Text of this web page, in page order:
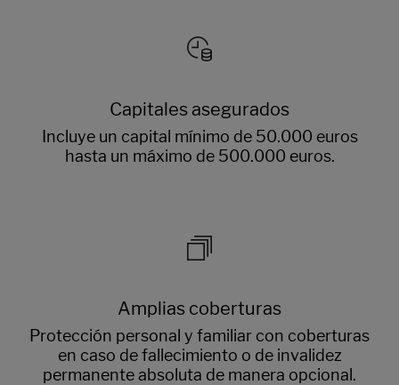
Capitales asegurados
Incluye un capital mínimo de 50.000 euros
hasta un máximo de 500.000 euros.
Amplias coberturas
Protección personal y familiar con coberturas
en caso de fallecimiento o de invalidez
permanente absoluta de manera opcional.